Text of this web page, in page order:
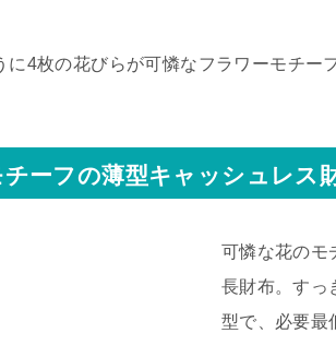
4枚の花びらが可憐なフラワーモチー
ーフの薄型キャッシュレス
可憐な花のモ
長財布。すっ
型で、必要最